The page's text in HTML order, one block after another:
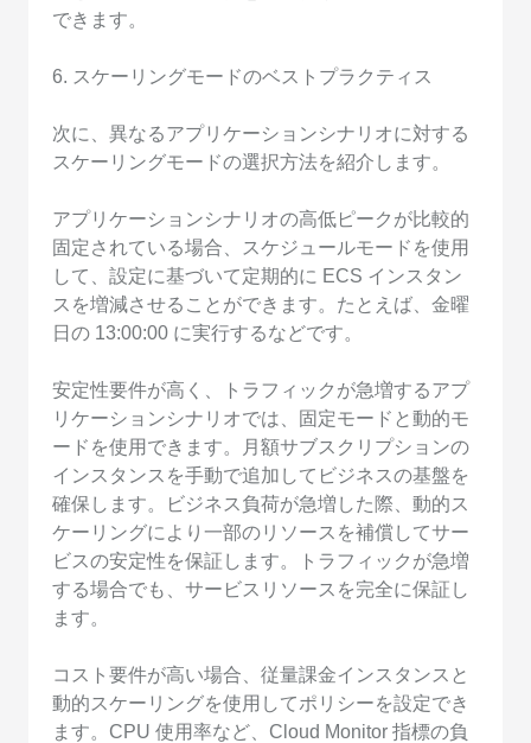
できます。
6. スケーリングモードのベストプラクティス
次に、異なるアプリケーションシナリオに対する
スケーリングモードの選択方法を紹介します。
アプリケーションシナリオの高低ピークが比較的
固定されている場合、スケジュールモードを使用
して、設定に基づいて定期的に ECS インスタン
スを増減させることができます。たとえば、金曜
日の 13:00:00 に実行するなどです。
安定性要件が高く、トラフィックが急増するアプ
リケーションシナリオでは、固定モードと動的モ
ードを使用できます。月額サブスクリプションの
インスタンスを手動で追加してビジネスの基盤を
確保します。ビジネス負荷が急増した際、動的ス
ケーリングにより一部のリソースを補償してサー
ビスの安定性を保証します。トラフィックが急増
する場合でも、サービスリソースを完全に保証し
ます。
コスト要件が高い場合、従量課金インスタンスと
動的スケーリングを使用してポリシーを設定でき
ます。CPU 使用率など、Cloud Monitor 指標の負